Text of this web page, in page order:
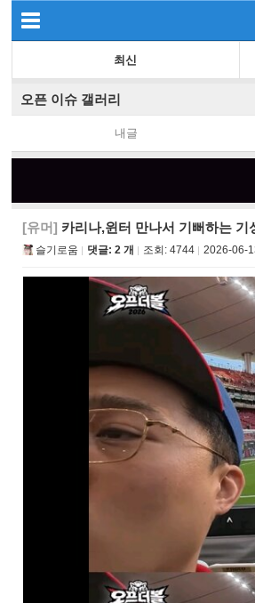
최신
오픈 이슈 갤러리
내글
[유머] 카리나,윈터 만나서 기뻐하는 기
슬기로움 댓글: 2 개 조회: 4744 2026-06-